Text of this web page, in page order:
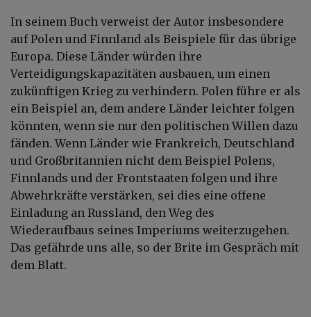
In seinem Buch verweist der Autor insbesondere
auf Polen und Finnland als Beispiele für das übrige
Europa. Diese Länder würden ihre
Verteidigungskapazitäten ausbauen, um einen
zukünftigen Krieg zu verhindern. Polen führe er als
ein Beispiel an, dem andere Länder leichter folgen
könnten, wenn sie nur den politischen Willen dazu
fänden. Wenn Länder wie Frankreich, Deutschland
und Großbritannien nicht dem Beispiel Polens,
Finnlands und der Frontstaaten folgen und ihre
Abwehrkräfte verstärken, sei dies eine offene
Einladung an Russland, den Weg des
Wiederaufbaus seines Imperiums weiterzugehen.
Das gefährde uns alle, so der Brite im Gespräch mit
dem Blatt.